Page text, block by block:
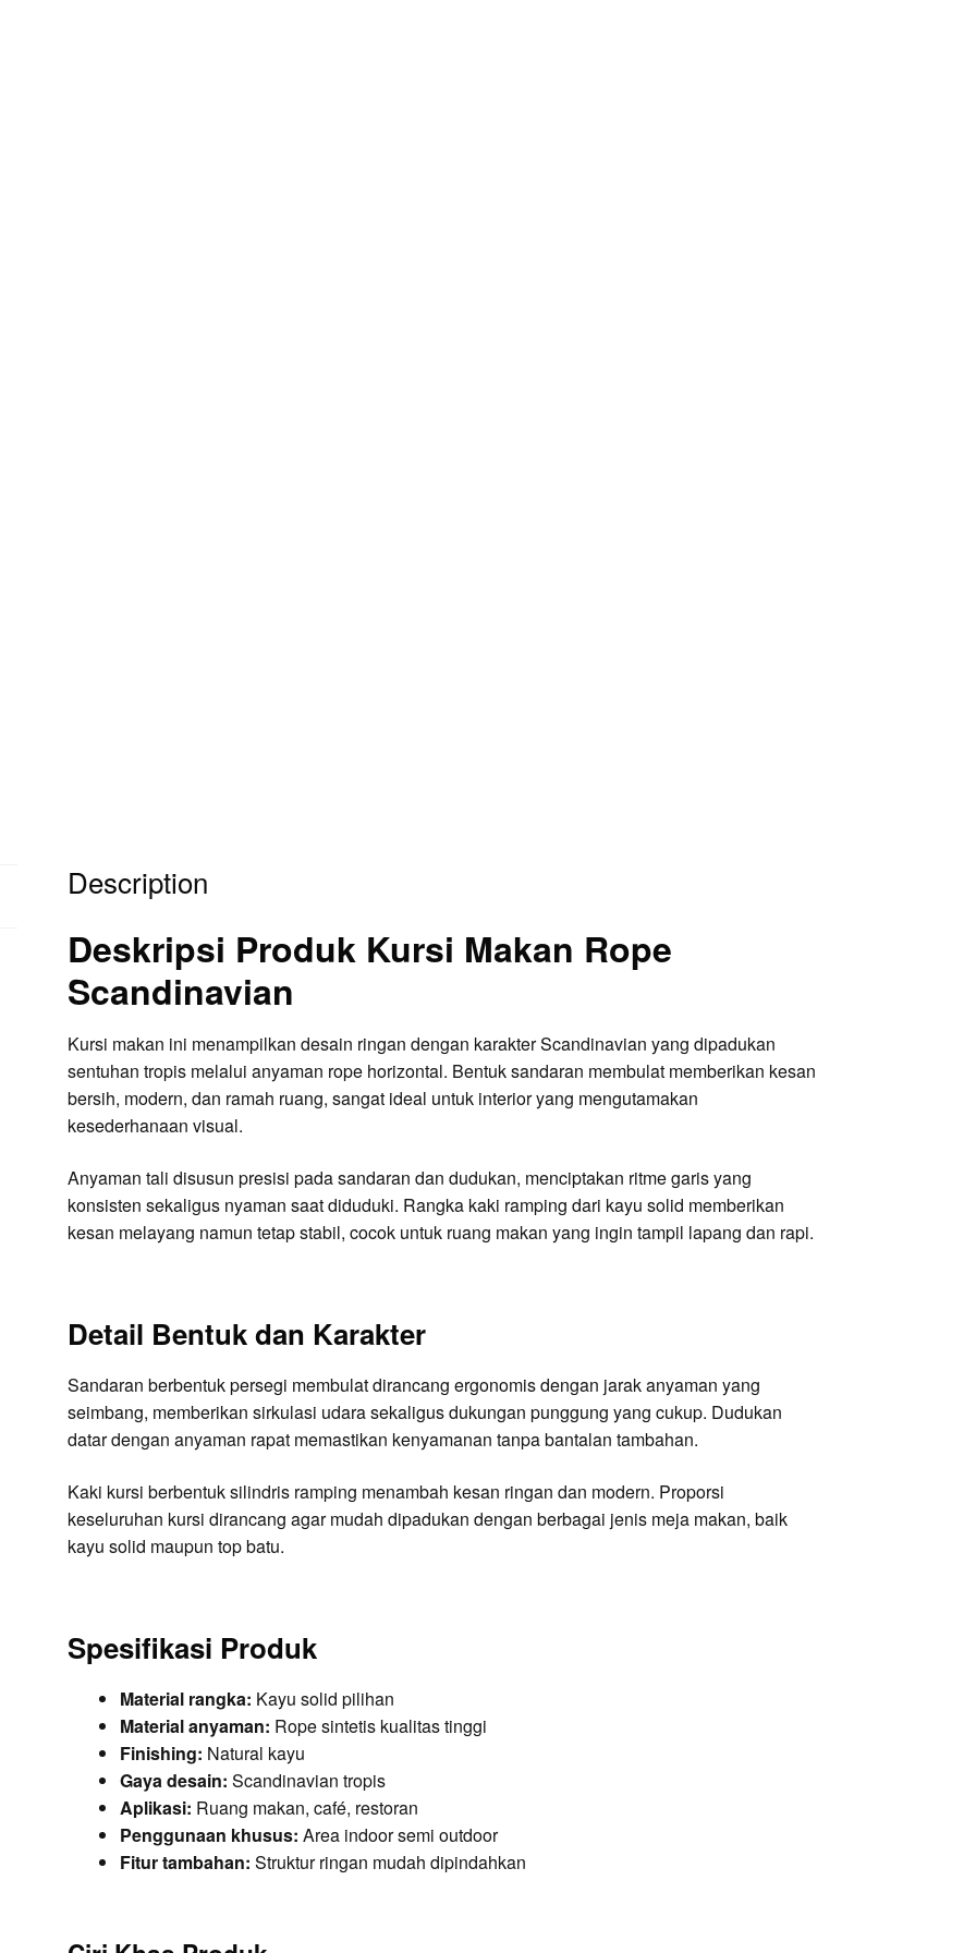
Description
Deskripsi Produk Kursi Makan Rope
Scandinavian
Kursi makan ini menampilkan desain ringan dengan karakter Scandinavian yang dipadukan
sentuhan tropis melalui anyaman rope horizontal. Bentuk sandaran membulat memberikan kesan
bersih, modern, dan ramah ruang, sangat ideal untuk interior yang mengutamakan
kesederhanaan visual.
Anyaman tali disusun presisi pada sandaran dan dudukan, menciptakan ritme garis yang
konsisten sekaligus nyaman saat diduduki. Rangka kaki ramping dari kayu solid memberikan
kesan melayang namun tetap stabil, cocok untuk ruang makan yang ingin tampil lapang dan rapi.
Detail Bentuk dan Karakter
Sandaran berbentuk persegi membulat dirancang ergonomis dengan jarak anyaman yang
seimbang, memberikan sirkulasi udara sekaligus dukungan punggung yang cukup. Dudukan
datar dengan anyaman rapat memastikan kenyamanan tanpa bantalan tambahan.
Kaki kursi berbentuk silindris ramping menambah kesan ringan dan modern. Proporsi
keseluruhan kursi dirancang agar mudah dipadukan dengan berbagai jenis meja makan, baik
kayu solid maupun top batu.
Spesifikasi Produk
Material rangka: Kayu solid pilihan
Material anyaman: Rope sintetis kualitas tinggi
Finishing: Natural kayu
Gaya desain: Scandinavian tropis
Aplikasi: Ruang makan, café, restoran
Penggunaan khusus: Area indoor semi outdoor
Fitur tambahan: Struktur ringan mudah dipindahkan